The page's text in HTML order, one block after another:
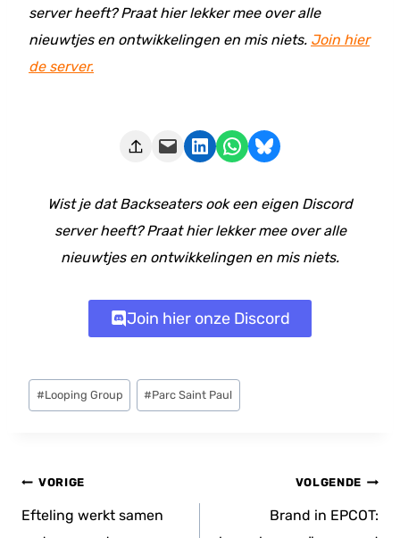
server heeft? Praat hier lekker mee over alle
nieuwtjes en ontwikkelingen en mis niets. Join hier
de server.
Deze pagina e-mailen Delen op LinkedIn Delen via WhatsApp Share on Bluesky
Wist je dat Backseaters ook een eigen Discord
server heeft? Praat hier lekker mee over alle
nieuwtjes en ontwikkelingen en mis niets.
Join hier onze Discord
Bericht
tags:
#Looping Group #Parc Saint Paul
Bericht
navigatie
VORIGE
Efteling werkt samen
VOLGENDE
Brand in EPCOT: